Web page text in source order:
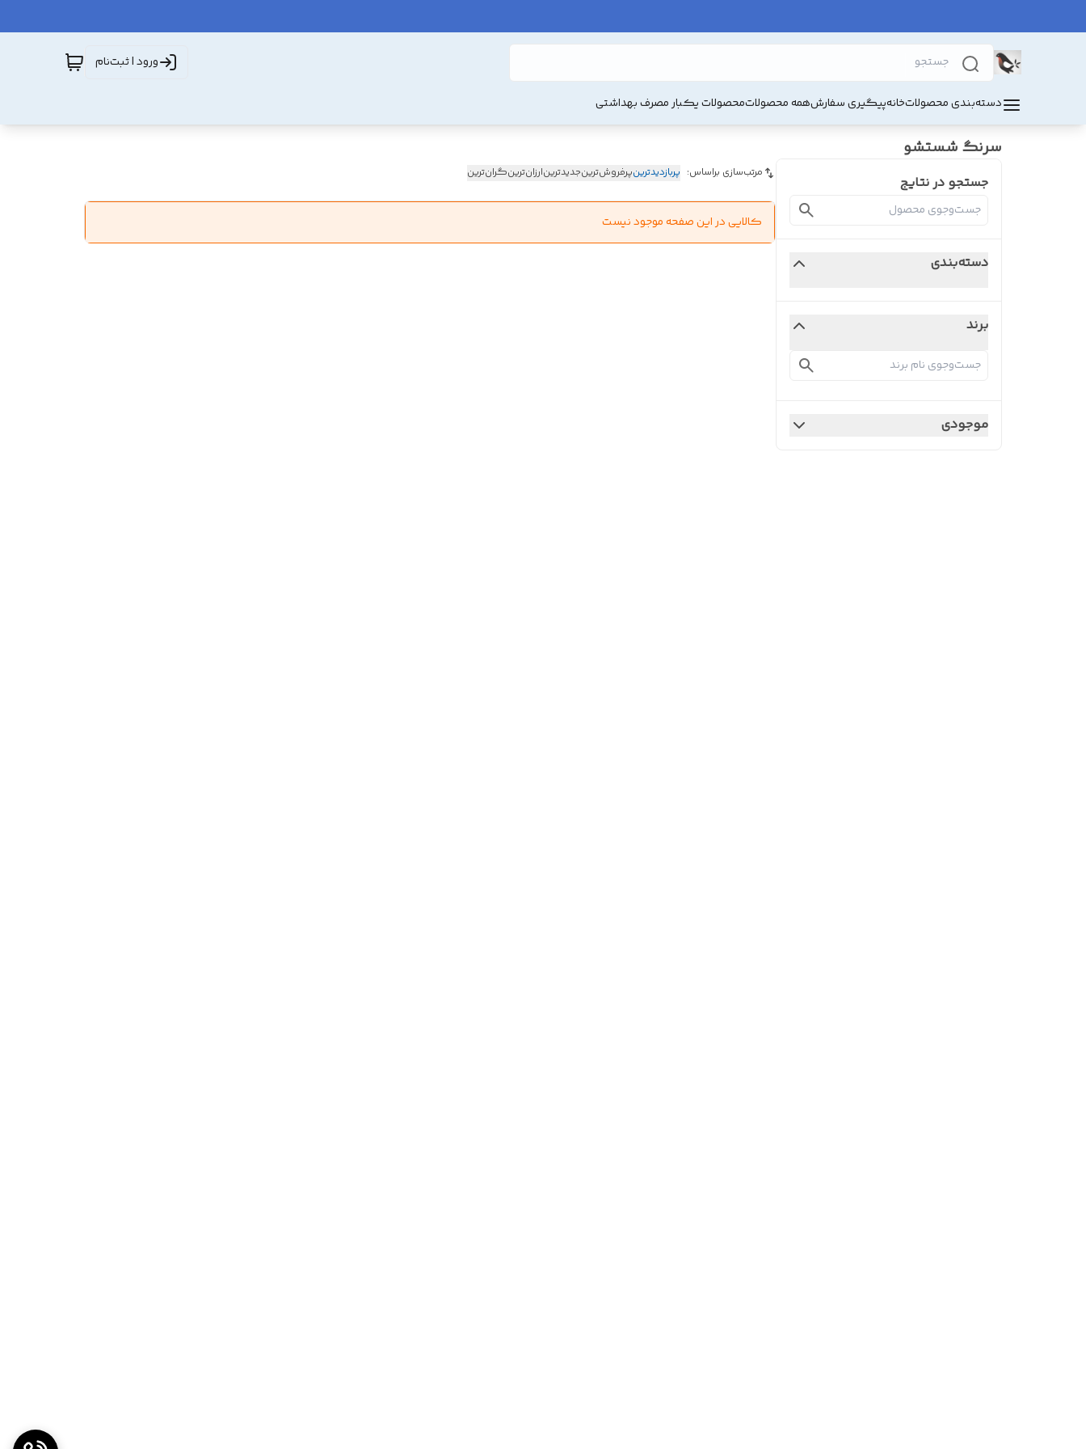
ورود | ثبت‌نام
دسته‌بندی محصولاتخانهپیگیری سفارشهمه محصولاتمحصولات یکبار مصرف بهداشتی
سرنگ شستشو
جستجو در نتایج
دسته‌بندی
برند
موجودی
مرتب‌سازی براساس: پربازدیدترینپرفروش‌ترینجدیدترینارزان‌ترینگران‌ترین
کالایی در این صفحه موجود نیست